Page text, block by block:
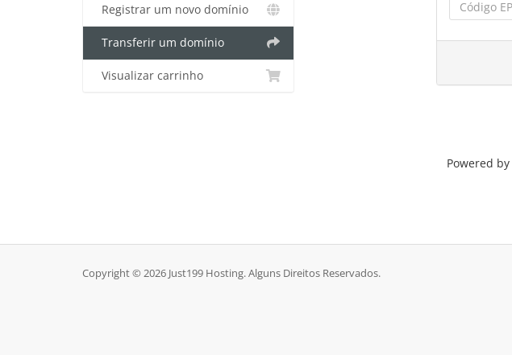
Registrar um novo domínio
Transferir um domínio
Visualizar carrinho
Powered by
Copyright © 2026 Just199 Hosting. Alguns Direitos Reservados.